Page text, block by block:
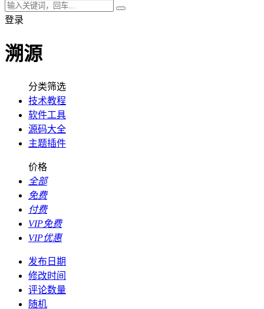
登录
溯源
分类筛选
技术教程
软件工具
源码大全
主题插件
价格
全部
免费
付费
VIP免费
VIP优惠
发布日期
修改时间
评论数量
随机